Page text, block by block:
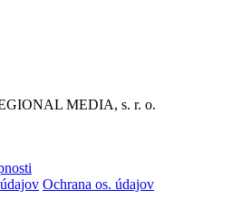
MEDIA, s. r. o.
Ochrana os. údajov